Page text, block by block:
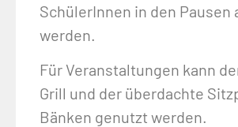
SchülerInnen in den Pausen
werden.
Für Veranstaltungen kann
Grill und der überdachte
Bänken genutzt werden.